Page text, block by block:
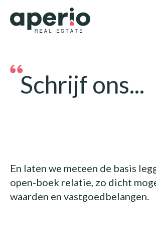
Schrijf ons...
En laten we meteen de basis
open-boek relatie, zo dicht
waarden en vastgoedbelangen.